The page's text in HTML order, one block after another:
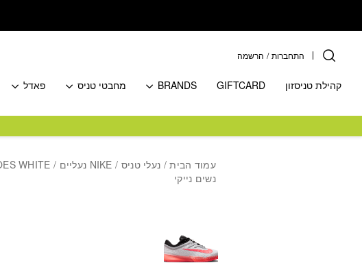
התחברות / הרשמה
קהילת טניסזון GIFTCARD
BRANDS מחבטי טניס פאדל
עמוד הבית/ נעלי טניס / NIKE נעליים
נשים נייקי